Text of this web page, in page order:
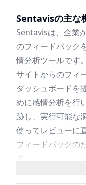
Sentavisの主な
Sentavisは、企業
のフィードバック
情分析ツールです
サイトからのフィ
ダッシュボードを
めに感情分析を行
跡し、実行可能な
使ってレビューに
フィードバックの
す。
統一ダッシュ